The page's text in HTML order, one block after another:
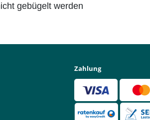
gebügelt werden
Zahlung